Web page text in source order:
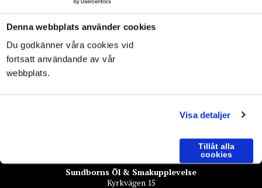
Denna webbplats använder cookies
Du godkänner våra cookies vid
fortsatt användande av vår
webbplats.
Visa detaljer
Tillåt alla
cookies
Sundborns Öl & Smakupplevelse
Kyrkvägen 15